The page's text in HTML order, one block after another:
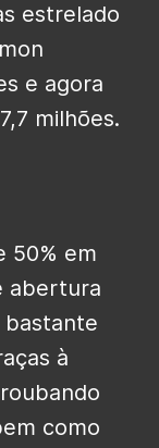
estrelado
e agora
milhões.
50% em
abertura
bastante
à
como